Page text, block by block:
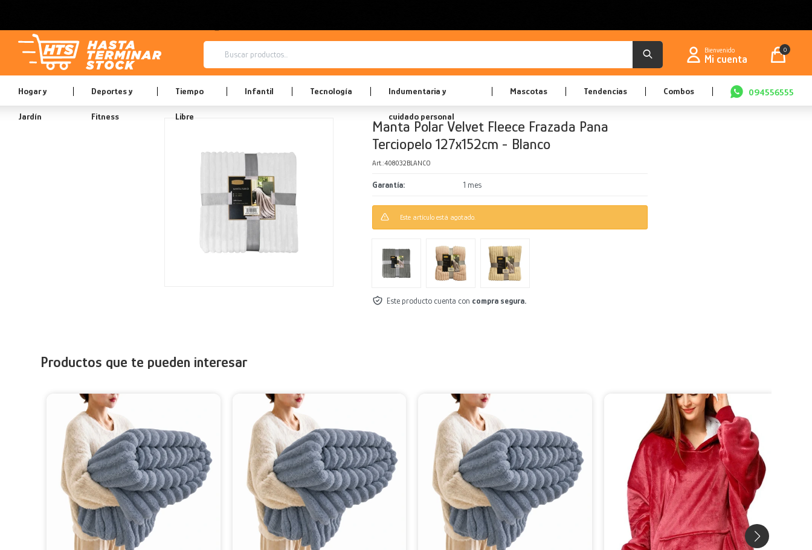
Hogar y
Jardín
Deportes y
Fitness
Tiempo
Libre
Infantil Tecnología Indumentaria y
cuidado personal
Mascotas Tendencias Combos 094556555
0
Manta Polar Velvet Fleece Frazada Pana
Terciopelo 127x152cm - Blanco
408032BLANCO
Garantía 1 mes
Este artículo está agotado.
Este producto cuenta con compra segura.
Productos que te pueden interesar